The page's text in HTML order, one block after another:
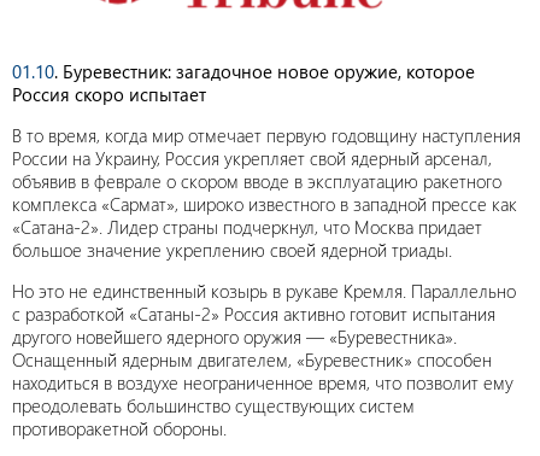
01.10. Буревестник: загадочное новое оружие, которое
Россия скоро испытает
В то время, когда мир отмечает первую годовщину наступления
России на Украину, Россия укрепляет свой ядерный арсенал,
объявив в феврале о скором вводе в эксплуатацию ракетного
комплекса «Сармат», широко известного в западной прессе как
«Сатана-2». Лидер страны подчеркнул, что Москва придает
большое значение укреплению своей ядерной триады.
Но это не единственный козырь в рукаве Кремля. Параллельно
с разработкой «Сатаны-2» Россия активно готовит испытания
другого новейшего ядерного оружия — «Буревестника».
Оснащенный ядерным двигателем, «Буревестник» способен
находиться в воздухе неограниченное время, что позволит ему
преодолевать большинство существующих систем
противоракетной обороны.